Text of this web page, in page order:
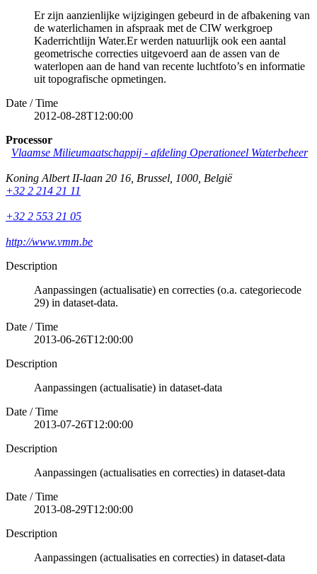
Er zijn aanzienlijke wijzigingen gebeurd in de afbakening van
de waterlichamen in afspraak met de CIW werkgroep
Kaderrichtlijn Water.Er werden natuurlijk ook een aantal
geometrische correcties uitgevoerd aan de assen van de
waterlopen aan de hand van recente luchtfoto’s en informatie
uit topografische opmetingen.
Date / Time
2012-08-28T12:00:00
Processor
Vlaamse Milieumaatschappij - afdeling Operationeel Waterbeheer
Koning Albert II-laan 20 16 Brussel 1000 België
+32 2 214 21 11
+32 2 553 21 05
http://www.vmm.be
Description
Aanpassingen (actualisatie) en correcties (o.a. categoriecode
29) in dataset-data.
Date / Time
2013-06-26T12:00:00
Description
Aanpassingen (actualisatie) in dataset-data
Date / Time
2013-07-26T12:00:00
Description
Aanpassingen (actualisaties en correcties) in dataset-data
Date / Time
2013-08-29T12:00:00
Description
Aanpassingen (actualisaties en correcties) in dataset-data